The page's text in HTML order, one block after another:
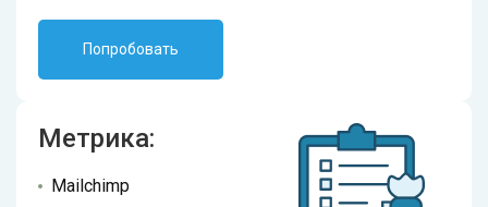
Попробовать
Метрика:
Mailchimp